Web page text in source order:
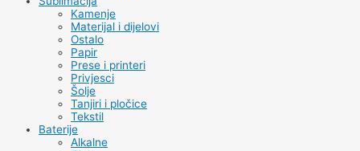
Kamenje
Materijal i dijelovi
Ostalo
Papir
Prese i printeri
Privjesci
Šolje
Tanjiri i pločice
Tekstil
Baterije
Alkalne